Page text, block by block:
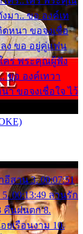
มา.. ขอ องค์เท
หนา ขอจงเชื่อ
ลง ขอ อยู่คู่แฟน
ใคร พระคุณผู้ฟัง
ขอ องค์เทวา
ขอจงเชื่อใจ ไว้
อีสาน 3. 00:07:51
00:13:49 ลานรัก
คืนฝนตก 8.
ยเรือนงาม 10.